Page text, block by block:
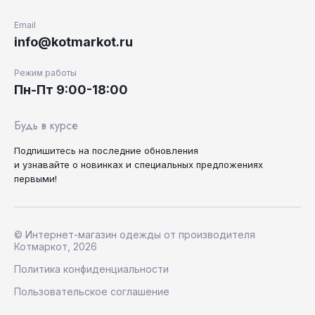
Email
info@kotmarkot.ru
Режим работы
Пн-Пт 9:00-18:00
Будь в курсе
Подпишитесь на последние обновления
и узнавайте о новинках и специальных предложениях
первыми!
© Интернет-магазин одежды от производителя
Котмаркот, 2026
Политика конфиденциальности
Пользовательское соглашение